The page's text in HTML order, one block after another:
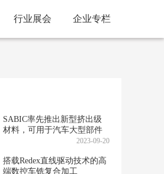
行业展会 企业专栏
SABIC率先推出新型挤出级
材料，可用于汽车大型部件
2023-09-20
搭载Redex直线驱动技术的高
端数控车铣复合加工